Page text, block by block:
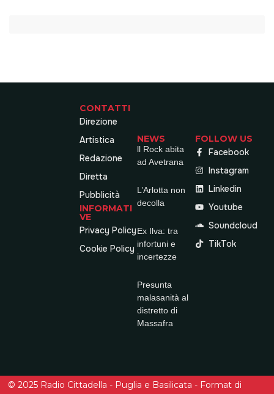
CONTATTI
Direzione
Artistica
Redazione
Diretta
Pubblicità
INFORMATI
VE
Privacy Policy
Cookie Policy
NEWS
ll Rock abita
ad Avetrana
L’Arlotta non
decolla
Ex Ilva: tra
infortuni e
incertezze
Presunta
malasanità al
distretto di
Massafra
FOLLOW US
Facebook
Instagram
Linkedin
Youtube
Soundcloud
TikTok
© 2025 Radio Cittadella - Puglia e Basilicata - Format di